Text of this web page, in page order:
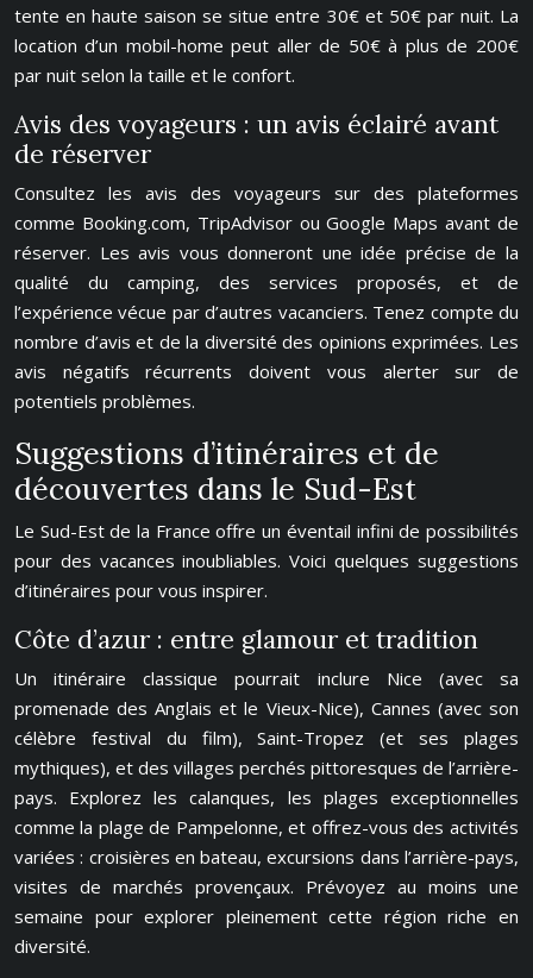
tente en haute saison se situe entre 30€ et 50€ par nuit. La
location d’un mobil-home peut aller de 50€ à plus de 200€
par nuit selon la taille et le confort.
Avis des voyageurs : un avis éclairé avant
de réserver
Consultez les avis des voyageurs sur des plateformes
comme Booking.com, TripAdvisor ou Google Maps avant de
réserver. Les avis vous donneront une idée précise de la
qualité du camping, des services proposés, et de
l’expérience vécue par d’autres vacanciers. Tenez compte du
nombre d’avis et de la diversité des opinions exprimées. Les
avis négatifs récurrents doivent vous alerter sur de
potentiels problèmes.
Suggestions d’itinéraires et de
découvertes dans le Sud-Est
Le Sud-Est de la France offre un éventail infini de possibilités
pour des vacances inoubliables. Voici quelques suggestions
d’itinéraires pour vous inspirer.
Côte d’azur : entre glamour et tradition
Un itinéraire classique pourrait inclure Nice (avec sa
promenade des Anglais et le Vieux-Nice), Cannes (avec son
célèbre festival du film), Saint-Tropez (et ses plages
mythiques), et des villages perchés pittoresques de l’arrière-
pays. Explorez les calanques, les plages exceptionnelles
comme la plage de Pampelonne, et offrez-vous des activités
variées : croisières en bateau, excursions dans l’arrière-pays,
visites de marchés provençaux. Prévoyez au moins une
semaine pour explorer pleinement cette région riche en
diversité.